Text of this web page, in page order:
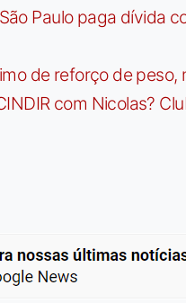
Paulo paga dívida
de reforço de
com Nicolas?